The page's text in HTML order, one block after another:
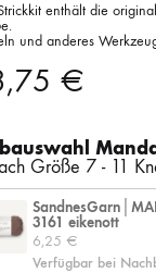
LAINES
LITLG
WOLLE
enthält die
und anderes
€
Größe 7 - 11
3161 eikenott
6,25 €
Verfügbar bei